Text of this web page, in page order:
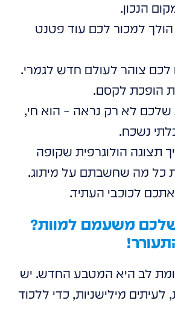
הנכון.
למכור לכם עוד פטנט
לכם צוהר לעולם חדש לגמרי.
הופכת לקסם.
שלכם לא רק נראה – הוא חי,
נשכח.
תצוגה הולוגרפית שקופה
כל מה שחשבתם על מיתוג.
לכוכבי העתיד.
משעמם למוות?
21, תשומת לב היא המטבע החדש. יש
לעיתים מילישניות, כדי ללכוד